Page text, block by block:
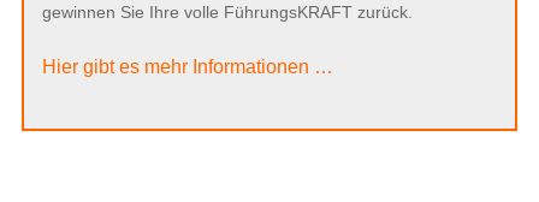
gewinnen Sie Ihre volle FührungsKRAFT zurück.
Hier gibt es mehr Informationen …